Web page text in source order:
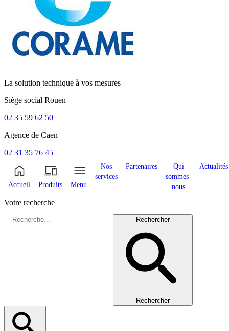
La solution technique à vos mesures
Siège social Rouen
02 35 59 62 50
Agence de Caen
02 31 35 76 45
Accueil Produits Menu
Nos
services
Partenaires
Qui
sommes-
nous
Actualités
Votre recherche
Rechercher
Rechercher